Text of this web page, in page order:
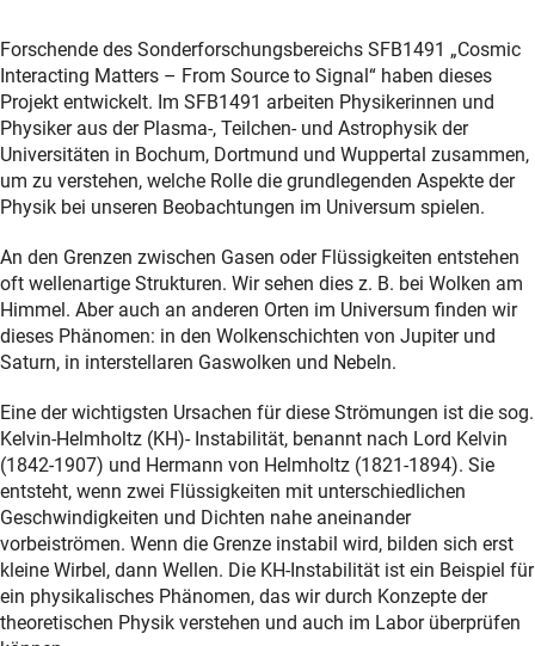
Forschende des Sonderforschungsbereichs SFB1491 „Cosmic
Interacting Matters – From Source to Signal“ haben dieses
Projekt entwickelt. Im SFB1491 arbeiten Physikerinnen und
Physiker aus der Plasma-, Teilchen- und Astrophysik der
Universitäten in Bochum, Dortmund und Wuppertal zusammen,
um zu verstehen, welche Rolle die grundlegenden Aspekte der
Physik bei unseren Beobachtungen im Universum spielen.
An den Grenzen zwischen Gasen oder Flüssigkeiten entstehen
oft wellenartige Strukturen. Wir sehen dies z. B. bei Wolken am
Himmel. Aber auch an anderen Orten im Universum finden wir
dieses Phänomen: in den Wolkenschichten von Jupiter und
Saturn, in interstellaren Gaswolken und Nebeln.
Eine der wichtigsten Ursachen für diese Strömungen ist die sog.
Kelvin-Helmholtz (KH)- Instabilität, benannt nach Lord Kelvin
(1842-1907) und Hermann von Helmholtz (1821-1894). Sie
entsteht, wenn zwei Flüssigkeiten mit unterschiedlichen
Geschwindigkeiten und Dichten nahe aneinander
vorbeiströmen. Wenn die Grenze instabil wird, bilden sich erst
kleine Wirbel, dann Wellen. Die KH-Instabilität ist ein Beispiel für
ein physikalisches Phänomen, das wir durch Konzepte der
theoretischen Physik verstehen und auch im Labor überprüfen